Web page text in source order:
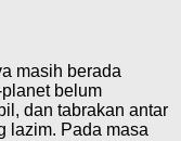
masih berada
belum
dan tabrakan antar
lazim. Pada masa